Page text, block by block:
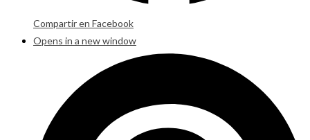
Compartir en Facebook
Opens in a new window